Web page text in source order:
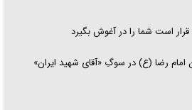
است شما را در آغوش بگیرد
امام رضا (ع) در سوگِ «آقای شهید ایران»